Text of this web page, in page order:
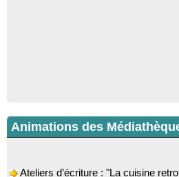
Animations des